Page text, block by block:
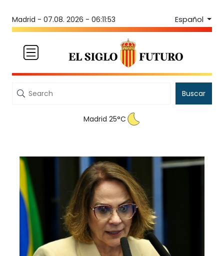
Madrid - 07.08. 2026 - 06:11:53 Español
Buscar
Madrid 25°C